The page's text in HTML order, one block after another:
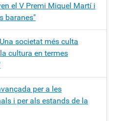
el V Premi Miquel Martí i
baranes"
societat més culta
cultura en termes
per a les
i per als estands de la